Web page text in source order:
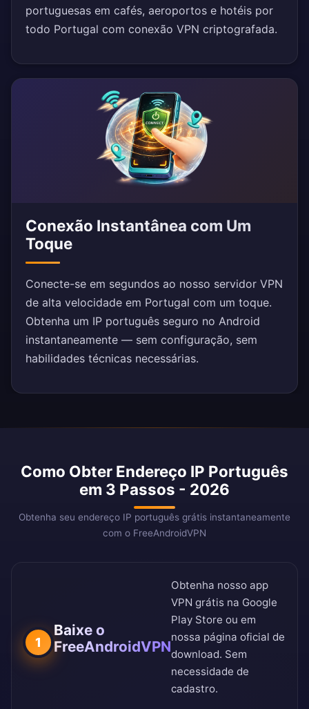
portuguesas em cafés, aeroportos e hotéis por
todo Portugal com conexão VPN criptografada.
Conexão Instantânea com Um
Toque
Conecte-se em segundos ao nosso servidor VPN
de alta velocidade em Portugal com um toque.
Obtenha um IP português seguro no Android
instantaneamente — sem configuração, sem
habilidades técnicas necessárias.
Como Obter Endereço IP Português
em 3 Passos - 2026
Obtenha seu endereço IP português grátis instantaneamente
com o FreeAndroidVPN
1
Baixe o
FreeAndroidVPN
Obtenha nosso app
VPN grátis na Google
Play Store ou em
nossa página oficial de
download. Sem
necessidade de
cadastro.